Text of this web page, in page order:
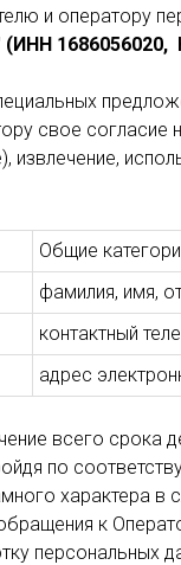
и оператору
1686056020,
свое
извлечение,
Общие
фамилия, имя,
контактный
адрес
всего срока
по
характера в
к
персональных